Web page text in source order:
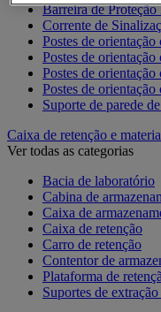
Barreira de
Corrente de
Postes de orientação
Postes de orientação
Postes de
Postes de orientação
Suporte de parede
Caixa de retenção e
Ver todas as categorias
Bacia de laboratório
Cabina de
Caixa de
Caixa de retenção
Carro de retenção
Contentor de
Plataforma de
Suportes de